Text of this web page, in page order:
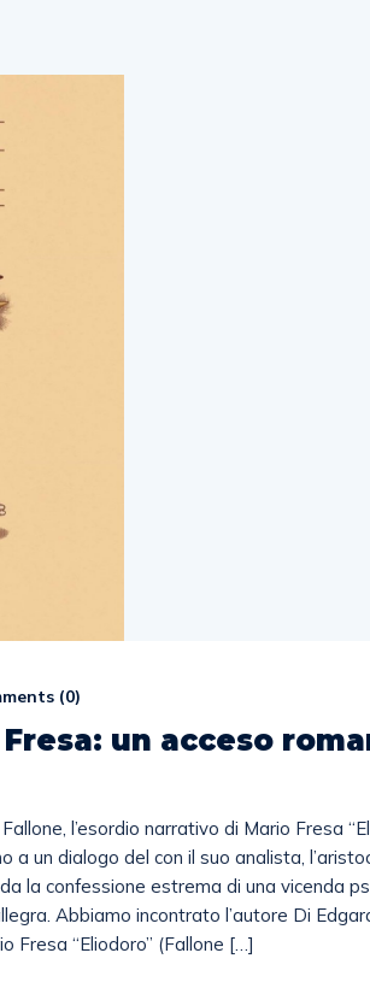
(0)
un acceso
l’esordio narrativo di Mario Fresa
a un dialogo del con il suo analista,
la confessione estrema di una vicenda
Abbiamo incontrato l’autore Di
Fresa “Eliodoro” (Fallone […]